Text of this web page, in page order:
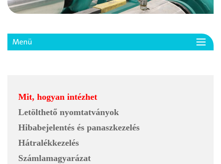
Menü
Mit, hogyan intézhet
Letölthető nyomtatványok
Hibabejelentés és panaszkezelés
Hátralékkezelés
Számlamagyarázat